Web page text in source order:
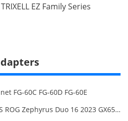
EZ Family Series
FG-60C FG-60D FG-60E
A22-330P1A voor ASUS ROG Zephyrus Duo 16 2023 GX650PY